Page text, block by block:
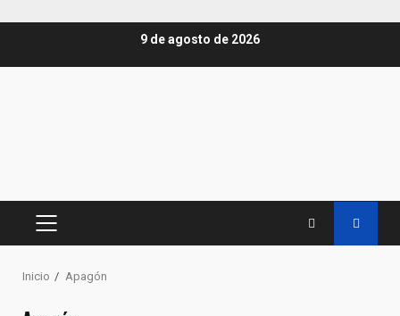
9 de agosto de 2026
MENÚ
Inicio Apagón